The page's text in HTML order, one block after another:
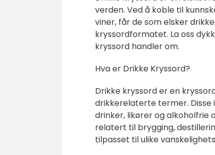
verden. Ved å koble til
viner, får de som elsker
kryssordformatet. La oss
kryssord handler om.
Hva er Drikke Kryssord?
Drikke kryssord er en
drikkerelaterte termer. Disse
drinker, likører og alkoholfrie
relatert til brygging,
tilpasset til ulike